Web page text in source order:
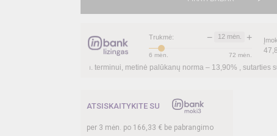
Trukmė: − 12mėn. +
6 mėn. 72 mėn.
mėn. terminui, metinė palūkanų norma –13,90%, sutarties sudarymo mokestis -
ATSISKAITYKITE SU
per 3 mėn. po 166,33 € be pabrangimo